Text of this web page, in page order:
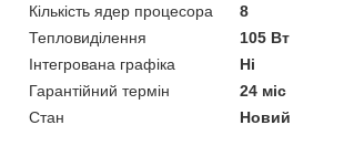
Кількість ядер процесора
8
Тепловиділення
105 Вт
Інтегрована графіка
Ні
Гарантійний термін
24 міс
Стан
Новий